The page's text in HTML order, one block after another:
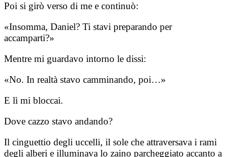
Poi si girò verso di me e continuò:
«Insomma, Daniel? Ti stavi preparando per
accamparti?»
Mentre mi guardavo intorno le dissi:
«No. In realtà stavo camminando, poi…»
E lì mi bloccai.
Dove cazzo stavo andando?
Il cinguettio degli uccelli, il sole che attraversava i rami
degli alberi e illuminava lo zaino parcheggiato accanto a